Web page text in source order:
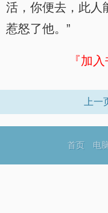
活，你便去，此人
惹怒了他。”
『加
上一
首页 电